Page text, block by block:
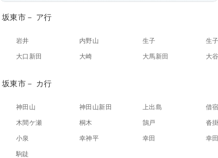
坂東市－ ア行
岩井 内野山 生子 生
大口新田 大崎 大馬新田 大
坂東市－ カ行
神田山 神田山新田 上出島 借
木間ケ瀬 桐木 鵠戸 沓
小泉 幸神平 幸田 幸
駒跿